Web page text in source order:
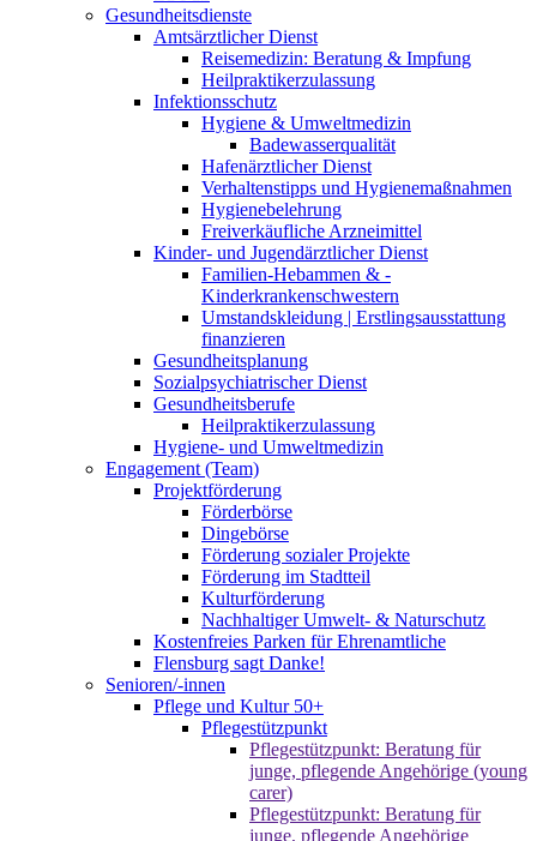
Gesundheitsdienste
Amtsärztlicher Dienst
Reisemedizin: Beratung & Impfung
Heilpraktikerzulassung
Infektionsschutz
Hygiene & Umweltmedizin
Badewasserqualität
Hafenärztlicher Dienst
Verhaltenstipps und Hygienemaßnahmen
Hygienebelehrung
Freiverkäufliche Arzneimittel
Kinder- und Jugendärztlicher Dienst
Familien-Hebammen & -
Kinderkrankenschwestern
Umstandskleidung | Erstlingsausstattung
finanzieren
Gesundheitsplanung
Sozialpsychiatrischer Dienst
Gesundheitsberufe
Heilpraktikerzulassung
Hygiene- und Umweltmedizin
Engagement (Team)
Projektförderung
Förderbörse
Dingebörse
Förderung sozialer Projekte
Förderung im Stadtteil
Kulturförderung
Nachhaltiger Umwelt- & Naturschutz
Kostenfreies Parken für Ehrenamtliche
Flensburg sagt Danke!
Senioren/-innen
Pflege und Kultur 50+
Pflegestützpunkt
Pflegestützpunkt: Beratung für
junge, pflegende Angehörige (young
carer)
Pflegestützpunkt: Beratung für
junge, pflegende Angehörige